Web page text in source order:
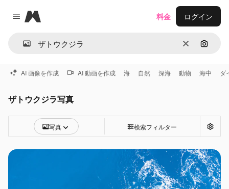
Close menu
Magnific
消去 画像で
料金 ログイン
AI 画像を作成 AI 動画を作成 海 自然 深海 動物 海中 ダ
ザトウクジラ写真
写真 検索フィルター